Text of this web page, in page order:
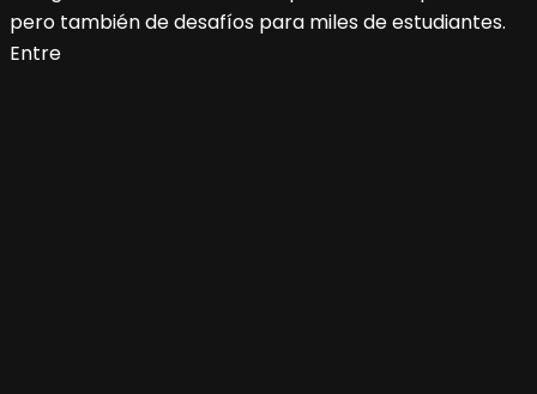
pero también de desafíos para miles de estudiantes.
Entre